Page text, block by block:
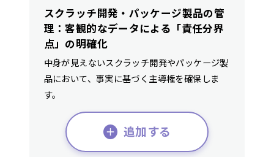
スクラッチ開発・パッケージ製品の管
理：客観的なデータによる「責任分界
点」の明確化
中身が見えないスクラッチ開発やパッケージ製
品において、事実に基づく主導権を確保しま
す。
追加する